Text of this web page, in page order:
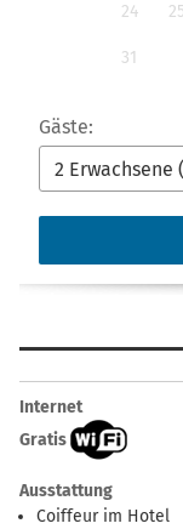
24 25
31
Gäste:
Internet
Gratis
Ausstattung
Coiffeur im Hotel